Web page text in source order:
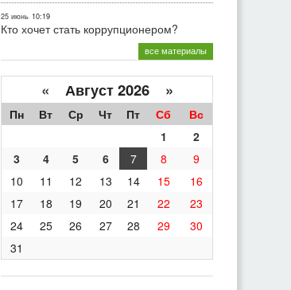
25 июнь 10:19
Кто хочет стать коррупционером?
все материалы
« Август 2026 »
Пн Вт Ср Чт Пт Сб
Вс
1
2
3
4 5 6 7 8
9
10
11 12 13 14 15
16
17
18 19 20 21 22
23
24
25 26 27 28 29
30
31